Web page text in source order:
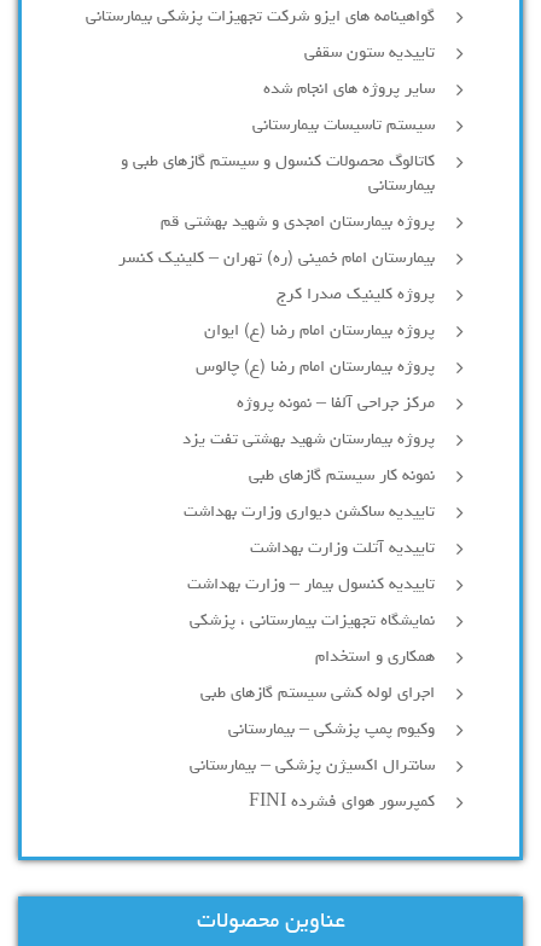
گواهینامه های ایزو شرکت تجهیزات پزشکی بیمارستانی
تاییدیه ستون سقفی
سایر پروژه های انجام شده
سیستم تاسیسات بیمارستانی
کاتالوگ محصولات کنسول و سیستم گازهای طبی و
بیمارستانی
پروژه بیمارستان امجدی و شهید بهشتی قم
بیمارستان امام خمینی (ره) تهران – کلینیک کنسر
پروژه کلینیک صدرا کرج
پروژه بیمارستان امام رضا (ع) ایوان
پروژه بیمارستان امام رضا (ع) چالوس
مرکز جراحی آلفا – نمونه پروژه
پروژه بیمارستان شهید بهشتی تفت یزد
نمونه کار سیستم گازهای طبی
تاییدیه ساکشن دیواری وزارت بهداشت
تاییدیه آتلت وزارت بهداشت
تاییدیه کنسول بیمار – وزارت بهداشت
نمایشگاه تجهیزات بیمارستانی ، پزشکی
همکاری و استخدام
اجرای لوله کشی سیستم گازهای طبی
وکیوم پمپ پزشکی – بیمارستانی
سانترال اکسیژن پزشکی – بیمارستانی
کمپرسور هوای فشرده FINI
عناوین محصولات